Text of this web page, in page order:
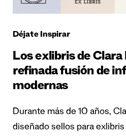
Déjate Inspirar
Los exlibris de Clara
refinada fusión de
modernas
Durante más de 10 años,
diseñado sellos para